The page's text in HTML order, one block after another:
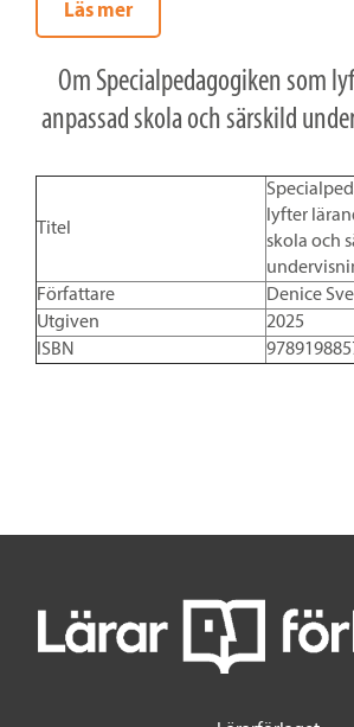
Läs mer
Om Specialpedagogiken som
anpassad skola och särskild
Titel
lyfter
skola och
Författare
Denice
Utgiven
2025
ISBN